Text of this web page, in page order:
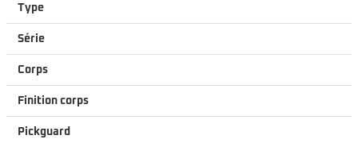
Type
Série
Corps
Finition corps
Pickguard